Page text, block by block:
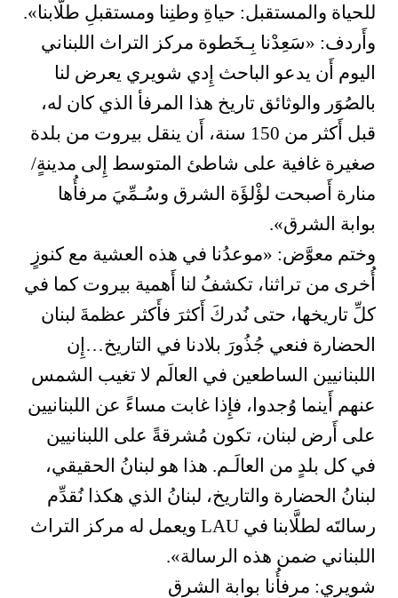
للحياة والمستقبل: حياةِ وطنِنا ومستقبلِ طلَّابنا».
وأَردف: «سَعِدْنا بِـخَطوة مركز التراث اللبناني
اليوم أَن يدعو الباحث إِدي شويري يعرض لنا
بالصُوَر والوثائق تاريخ هذا المرفأ الذي كان له،
قبل أَكثر من 150 سنة، أَن ينقل بيروت من بلدة
صغيرة غافية على شاطئ المتوسط إِلى مدينةٍ/
منارة أَصبحت لؤْلؤَة الشرق وسُـمِّيَ مرفأُها
بوابة الشرق».
وختم معوَّض: «موعدُنا في هذه العشية مع كنوزٍ
أُخرى من تراثنا، تكشفُ لنا أَهمية بيروت كما في
كلِّ تاريخها، حتى نُدركَ أَكثرَ فأَكثر عظمةَ لبنان
الحضارة فنعي جُذُورَ بلادنا في التاريخ…إِن
اللبنانيين الساطعين في العالَم لا تغيب الشمس
عنهم أَينما وُجدوا، فإِذا غابت مساءً عن اللبنانيين
على أَرض لبنان، تكون مُشرقةً على اللبنانيين
في كل بلدٍ من العالَـم. هذا هو لبنانُ الحقيقي،
لبنانُ الحضارة والتاريخ، لبنانُ الذي هكذا نُقدِّم
رسالتَه لطلَّابنا في LAU ويعمل له مركز التراث
اللبناني ضمن هذه الرسالة».
شويري: مرفأُنا بوابة الشرق